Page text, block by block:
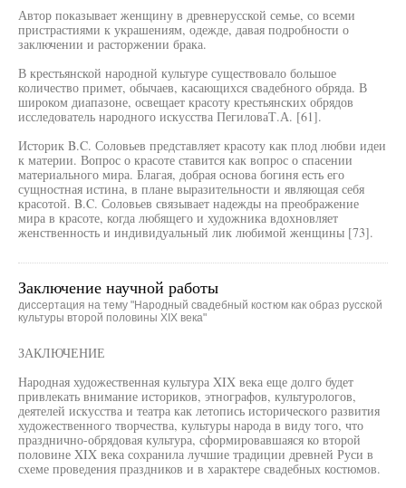
Автор показывает женщину в древнерусской семье, со всеми
пристрастиями к украшениям, одежде, давая подробности о
заключении и расторжении брака.
В крестьянской народной культуре существовало большое
количество примет, обычаев, касающихся свадебного обряда. В
широком диапазоне, освещает красоту крестьянских обрядов
исследователь народного искусства ПегиловаТ.А. [61].
Историк B.C. Соловьев представляет красоту как плод любви идеи
к материи. Вопрос о красоте ставится как вопрос о спасении
материального мира. Благая, добрая основа богиня есть его
сущностная истина, в плане выразительности и являющая себя
красотой. B.C. Соловьев связывает надежды на преображение
мира в красоте, когда любящего и художника вдохновляет
женственность и индивидуальный лик любимой женщины [73].
Заключение научной работы
диссертация на тему "Народный свадебный костюм как образ русской
культуры второй половины XIX века"
ЗАКЛЮЧЕНИЕ
Народная художественная культура XIX века еще долго будет
привлекать внимание историков, этнографов, культурологов,
деятелей искусства и театра как летопись исторического развития
художественного творчества, культуры народа в виду того, что
празднично-обрядовая культура, сформировавшаяся ко второй
половине XIX века сохранила лучшие традиции древней Руси в
схеме проведения праздников и в характере свадебных костюмов.